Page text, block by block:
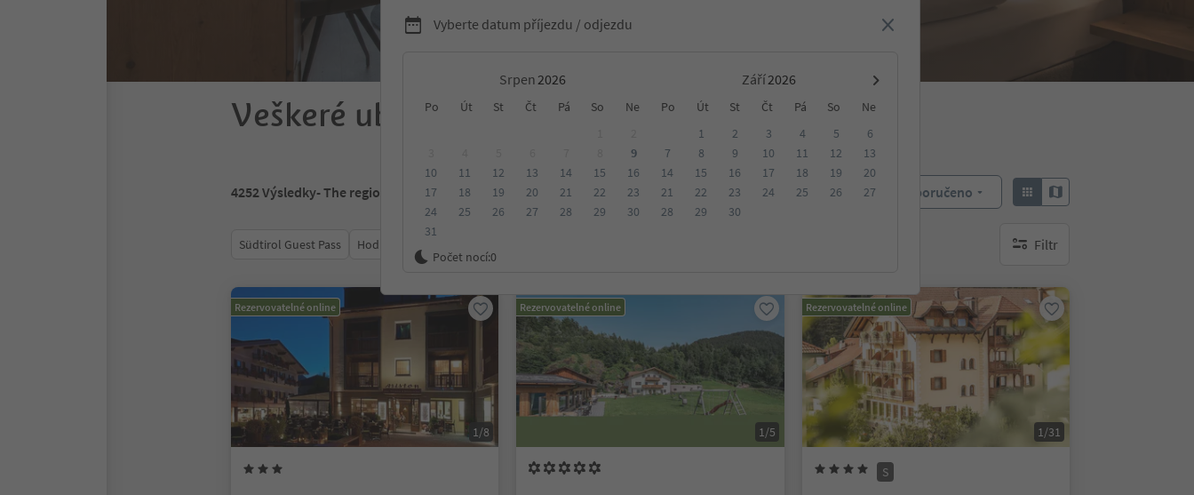
Vyberte datum příjezdu / odjezdu
Srpen Září
Po Út St Čt Pá So Ne Po Út St Čt Pá So
Ne
9
10
11 12 13 14 15
16
17
18 19 20 21 22
23
24
25 26 27 28 29
30
31
1 2 3 4 5
6
7
8 9 10 11 12
13
14
15 16 17 18 19
20
21
22 23 24 25 26
27
28
29 30
Počet nocí:0
Veškeré ubytování v Regio Dolomity
4252Výsledky- The region Dolomites Objednat: Doporučeno
Südtirol Guest Pass Hodnocení Filtr
brak aktywnych filtrów
Rezervovatelné online
1/8
Rezervovatelné online
1/5
Rezervovatelné online
1/31
S